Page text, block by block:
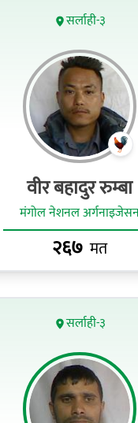
सर्लाही-३
वीर बहादुर रुम्बा
मंगोल नेशनल
२६७ मत
सर्लाही-३